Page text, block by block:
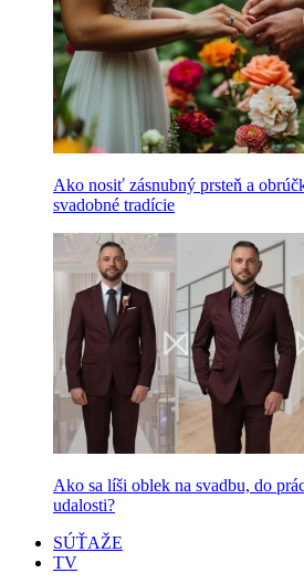
Ako nosiť zásnubný prsteň a
svadobné tradície
Ako sa líši oblek na svadbu, do
udalosti?
SÚŤAŽE
TV